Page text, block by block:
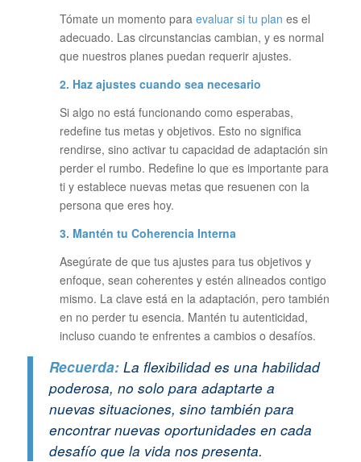
Tómate un momento para evaluar si tu plan es el
adecuado. Las circunstancias cambian, y es normal
que nuestros planes puedan requerir ajustes.
2. Haz ajustes cuando sea necesario
Si algo no está funcionando como esperabas,
redefine tus metas y objetivos. Esto no significa
rendirse, sino activar tu capacidad de adaptación sin
perder el rumbo. Redefine lo que es importante para
ti y establece nuevas metas que resuenen con la
persona que eres hoy.
3. Mantén tu Coherencia Interna
Asegúrate de que tus ajustes para tus objetivos y
enfoque, sean coherentes y estén alineados contigo
mismo. La clave está en la adaptación, pero también
en no perder tu esencia. Mantén tu autenticidad,
incluso cuando te enfrentes a cambios o desafíos.
Recuerda:La flexibilidad es una habilidad
poderosa, no solo para adaptarte a
nuevas situaciones, sino también para
encontrar nuevas oportunidades en cada
desafío que la vida nos presenta.